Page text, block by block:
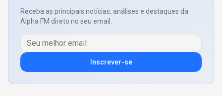
Receba as principais notícias, análises e destaques da
Alpha FM direto no seu email.
Inscrever-se